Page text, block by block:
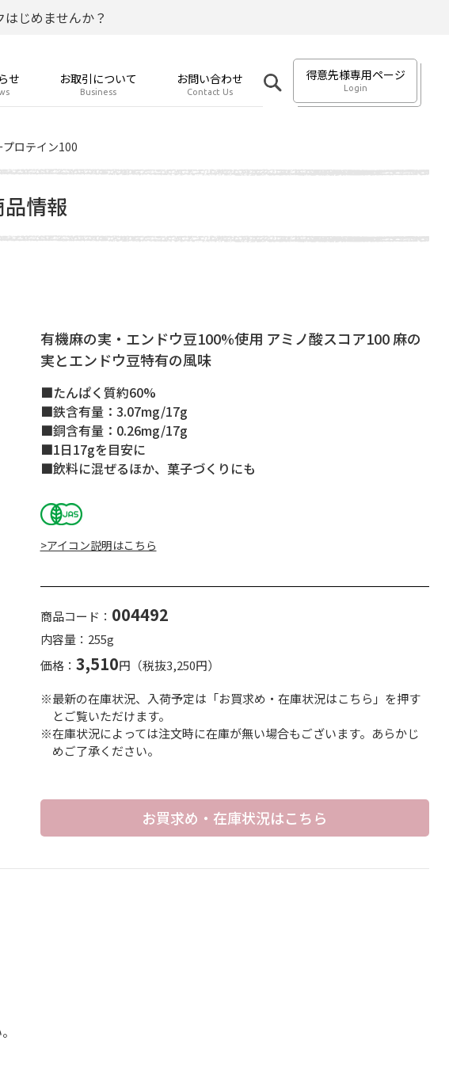
じめませんか？
せ お取引について
Business
お問い合わせ
Contact Us
得意先様専用ページ
Login
ロテイン100
品情報
有機麻の実・エンドウ豆100%使用 アミノ酸スコア100 麻の
実とエンドウ豆特有の風味
■たんぱく質約60%
■鉄含有量：3.07mg/17g
■銅含有量：0.26mg/17g
■1日17gを目安に
■飲料に混ぜるほか、菓子づくりにも
>アイコン説明はこちら
商品コード： 004492
内容量：255g
価格： 3,510円（税抜3,250円）
※最新の在庫状況、入荷予定は「お買求め・在庫状況はこちら」を押す
とご覧いただけます。
※在庫状況によっては注文時に在庫が無い場合もございます。あらかじ
めご了承ください。
お買求め・在庫状況はこちら